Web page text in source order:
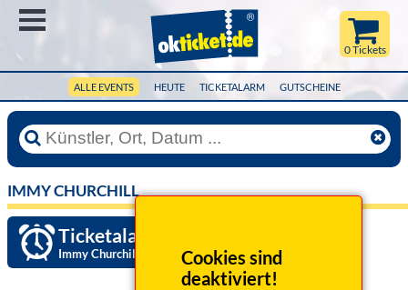
ALLE EVENTS HEUTE TICKETALARM GUTSCHEINE
0 Tickets
Cookies sind
deaktiviert!
IMMY CHURCHILL
Ticketalarm einrichten »
Immy Churchill